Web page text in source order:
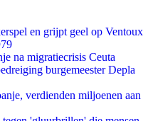
en grijpt geel op Ventoux
na migratiecrisis Ceuta
burgemeester Depla
verdienden miljoenen aan